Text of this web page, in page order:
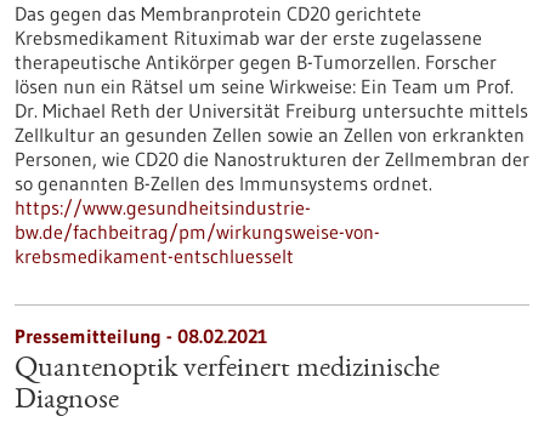
Das gegen das Membranprotein CD20 gerichtete
Krebsmedikament Rituximab war der erste zugelassene
therapeutische Antikörper gegen B-Tumorzellen. Forscher
lösen nun ein Rätsel um seine Wirkweise: Ein Team um Prof.
Dr. Michael Reth der Universität Freiburg untersuchte mittels
Zellkultur an gesunden Zellen sowie an Zellen von erkrankten
Personen, wie CD20 die Nanostrukturen der Zellmembran der
so genannten B-Zellen des Immunsystems ordnet.
https://www.gesundheitsindustrie-
bw.de/fachbeitrag/pm/wirkungsweise-von-
krebsmedikament-entschluesselt
Pressemitteilung - 08.02.2021
Quantenoptik verfeinert medizinische
Diagnose